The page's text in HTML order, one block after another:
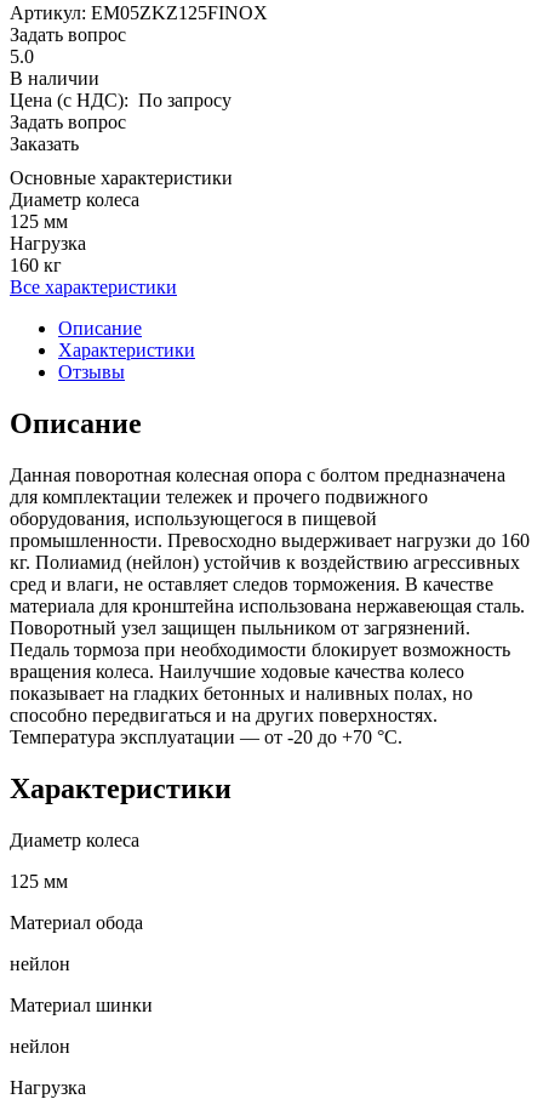
Aртикул: EM05ZKZ125FINOX
Задать вопрос
5.0
В наличии
Цена (с НДС): По запросу
Задать вопрос
Заказать
Основные характеристики
Диаметр колеса
125 мм
Нагрузка
160 кг
Все характеристики
Описание
Характеристики
Отзывы
Описание
Данная поворотная колесная опора с болтом предназначена
для комплектации тележек и прочего подвижного
оборудования, использующегося в пищевой
промышленности. Превосходно выдерживает нагрузки до 160
кг. Полиамид (нейлон) устойчив к воздействию агрессивных
сред и влаги, не оставляет следов торможения. В качестве
материала для кронштейна использована нержавеющая сталь.
Поворотный узел защищен пыльником от загрязнений.
Педаль тормоза при необходимости блокирует возможность
вращения колеса. Наилучшие ходовые качества колесо
показывает на гладких бетонных и наливных полах, но
способно передвигаться и на других поверхностях.
Температура эксплуатации — от -20 до +70 °С.
Характеристики
Диаметр колеса
125 мм
Материал обода
нейлон
Материал шинки
нейлон
Нагрузка